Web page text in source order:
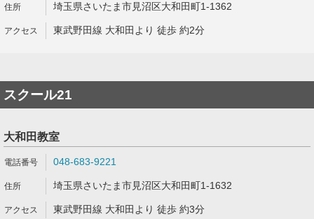
埼玉県さいたま市見沼区大和田町1-1362
東武野田線 大和田より 徒歩 約2分
スクール21
大和田教室
048-683-9221
埼玉県さいたま市見沼区大和田町1-1632
東武野田線 大和田より 徒歩 約3分